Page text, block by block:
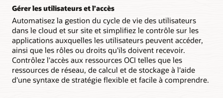
Gérer les utilisateurs et l’accès
Automatisez la gestion du cycle de vie des utilisateurs
dans le cloud et sur site et simplifiez le contrôle sur les
applications auxquelles les utilisateurs peuvent accéder,
ainsi que les rôles ou droits qu'ils doivent recevoir.
Contrôlez l'accès aux ressources OCI telles que les
ressources de réseau, de calcul et de stockage à l'aide
d'une syntaxe de stratégie flexible et facile à comprendre.